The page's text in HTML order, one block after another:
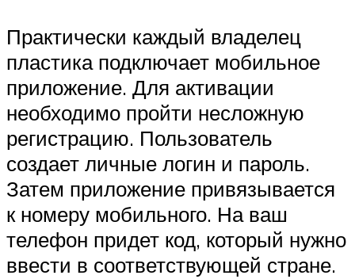
Практически каждый владелец
пластика подключает мобильное
приложение. Для активации
необходимо пройти несложную
регистрацию. Пользователь
создает личные логин и пароль.
Затем приложение привязывается
к номеру мобильного. На ваш
телефон придет код, который нужно
ввести в соответствующей стране.